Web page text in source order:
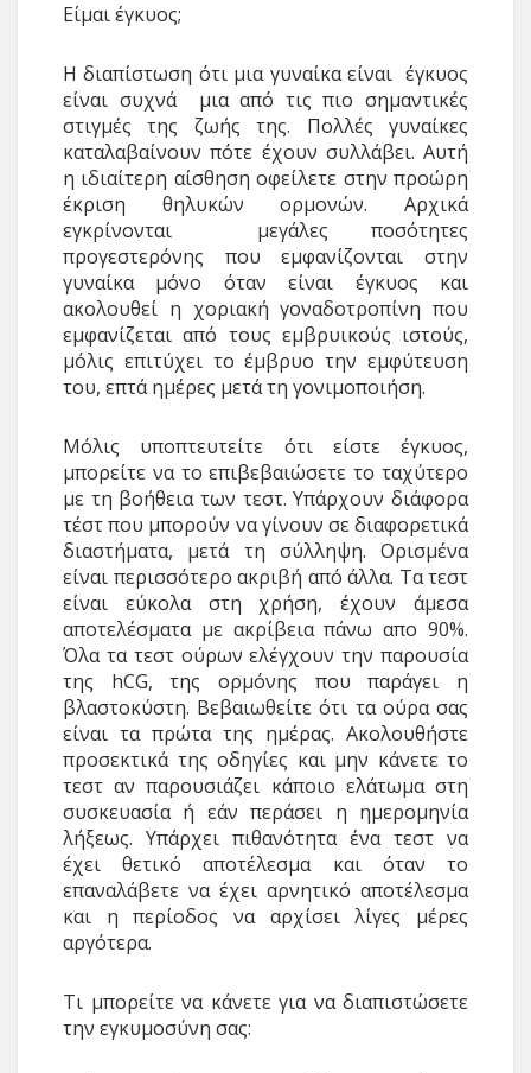
Είμαι έγκυος;
Η διαπίστωση ότι μια γυναίκα είναι έγκυος
είναι συχνά μια από τις πιο σημαντικές
στιγμές της ζωής της. Πολλές γυναίκες
καταλαβαίνουν πότε έχουν συλλάβει. Αυτή
η ιδιαίτερη αίσθηση οφείλετε στην προώρη
έκριση θηλυκών ορμονών. Αρχικά
εγκρίνονται μεγάλες ποσότητες
προγεστερόνης που εμφανίζονται στην
γυναίκα μόνο όταν είναι έγκυος και
ακολουθεί η χοριακή γοναδοτροπίνη που
εμφανίζεται από τους εμβρυικούς ιστούς,
μόλις επιτύχει το έμβρυο την εμφύτευση
του, επτά ημέρες μετά τη γονιμοποιήση.
Μόλις υποπτευτείτε ότι είστε έγκυος,
μπορείτε να το επιβεβαιώ­σετε το ταχύτερο
με τη βοήθεια των τεστ. Υπάρχουν διάφορα
τέστ που μπορούν να γίνουν σε διαφορετικά
διαστήματα, μετά τη σύλληψη. Ορισμένα
είναι περισσότερο ακριβή από άλλα. Τα τεστ
είναι εύκολα στη χρήση, έχουν άμεσα
αποτελέσματα με ακρίβεια πάνω απο 90%.
Όλα τα τεστ ούρων ελέγχουν την παρουσία
της hCG, της ορμόνης που παράγει η
βλαστοκύστη. Βεβαιωθείτε ότι τα ούρα σας
είναι τα πρώτα της ημέρας. Ακολουθήστε
προσεκτικά της οδηγίες και μην κάνετε το
τεστ αν παρουσιάζει κάποιο ελάτωμα στη
συσκευασία ή εάν περάσει η ημερομηνία
λήξεως. Υπάρχει πιθανότητα ένα τεστ να
έχει θετικό αποτέλεσμα και όταν το
επαναλάβετε να έχει αρνητικό αποτέλεσμα
και η περίοδος να αρχίσει λίγες μέρες
αργότερα.
Τι μπορείτε να κάνετε για να διαπιστώσετε
την εγκυμοσύνη σας: